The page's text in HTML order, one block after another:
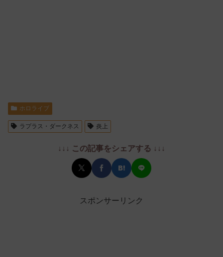
ホロライブ
ラプラス・ダークネス 炎上
↓↓↓ この記事をシェアする ↓↓↓
スポンサーリンク